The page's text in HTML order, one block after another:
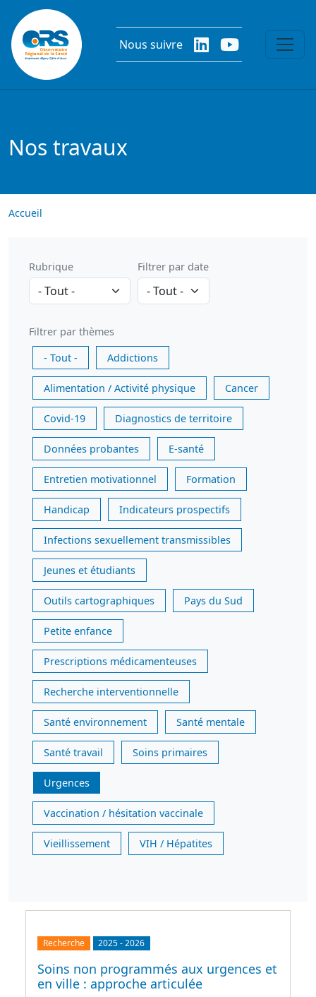
Aller au contenu principal
Nous suivre
Nos travaux
Accueil
Rubrique Filtrer par date
Filtrer par thèmes
- Tout -
Addictions
Alimentation / Activité physique Cancer
Covid-19 Diagnostics de territoire
Données probantes E-santé
Entretien motivationnel Formation
Handicap Indicateurs prospectifs
Infections sexuellement transmissibles
Jeunes et étudiants
Outils cartographiques Pays du Sud
Petite enfance
Prescriptions médicamenteuses
Recherche interventionnelle
Santé environnement Santé mentale
Santé travail Soins primaires
Urgences
Vaccination / hésitation vaccinale
Vieillissement VIH / Hépatites
Recherche 2025-2026
Soins non programmés aux urgences et
en ville : approche articulée